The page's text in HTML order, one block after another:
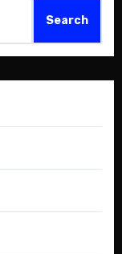
Search